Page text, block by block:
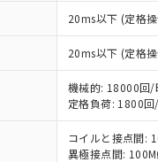
20ms以下 (定格
20ms以下 (定格
機械的: 18000回/
定格負荷: 1800
コイルと接点間:
異極接点間:
ビスは、当社制御機器事
当社在庫状況および標準
)を提供させていただくも
御機器事業取扱商品の中
ビスの対象外となる商品
ご了承ください。
況および標準価格照会結
：EU RoHS指令（10物
応状況を調査中または確認
ライセンス料など無形物で
関係のない商品です。
事情により、非含有部品と
、含有品と判明した場合な
することがあります。
表
均質材料含有率が中国
あることを示します。
均質材料含有率が中国
えていることを示します。
認です。当社販売部門へ
、これら貴社製品のうち、
よび外国貿易法に定める